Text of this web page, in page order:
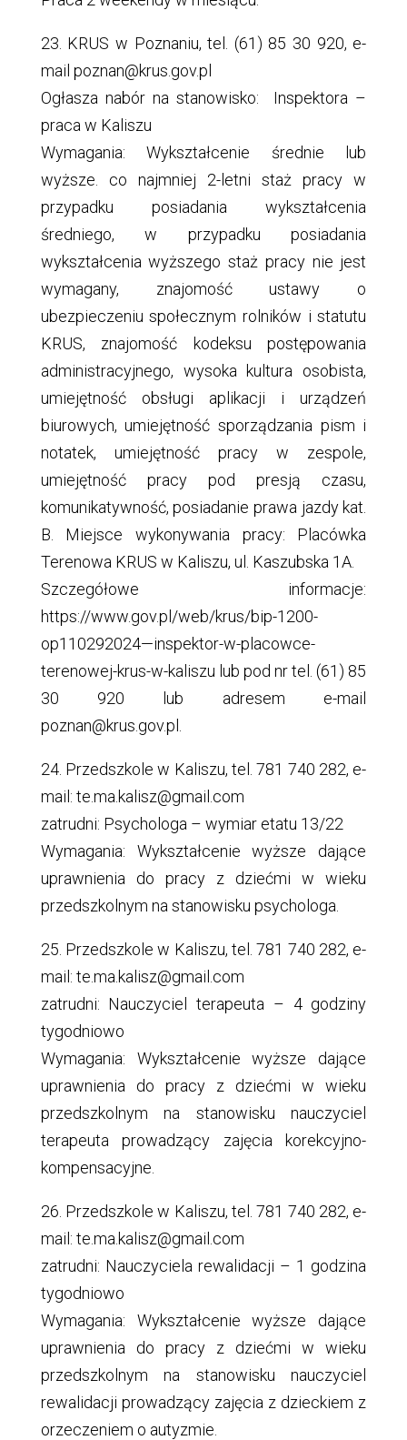
23. KRUS w Poznaniu, tel. (61) 85 30 920, e-
mail poznan@krus.gov.pl
Ogłasza nabór na stanowisko: Inspektora –
praca w Kaliszu
Wymagania: Wykształcenie średnie lub
wyższe. co najmniej 2-letni staż pracy w
przypadku posiadania wykształcenia
średniego, w przypadku posiadania
wykształcenia wyższego staż pracy nie jest
wymagany, znajomość ustawy o
ubezpieczeniu społecznym rolników i statutu
KRUS, znajomość kodeksu postępowania
administracyjnego, wysoka kultura osobista,
umiejętność obsługi aplikacji i urządzeń
biurowych, umiejętność sporządzania pism i
notatek, umiejętność pracy w zespole,
umiejętność pracy pod presją czasu,
komunikatywność, posiadanie prawa jazdy kat.
B. Miejsce wykonywania pracy: Placówka
Terenowa KRUS w Kaliszu, ul. Kaszubska 1A.
Szczegółowe informacje:
https://www.gov.pl/web/krus/bip-1200-
op110292024—inspektor-w-placowce-
terenowej-krus-w-kaliszu lub pod nr tel. (61) 85
30 920 lub adresem e-mail
poznan@krus.gov.pl.
24. Przedszkole w Kaliszu, tel. 781 740 282, e-
mail: te.ma.kalisz@gmail.com
zatrudni: Psychologa – wymiar etatu 13/22
Wymagania: Wykształcenie wyższe dające
uprawnienia do pracy z dziećmi w wieku
przedszkolnym na stanowisku psychologa.
25. Przedszkole w Kaliszu, tel. 781 740 282, e-
mail: te.ma.kalisz@gmail.com
zatrudni: Nauczyciel terapeuta – 4 godziny
tygodniowo
Wymagania: Wykształcenie wyższe dające
uprawnienia do pracy z dziećmi w wieku
przedszkolnym na stanowisku nauczyciel
terapeuta prowadzący zajęcia korekcyjno-
kompensacyjne.
26. Przedszkole w Kaliszu, tel. 781 740 282, e-
mail: te.ma.kalisz@gmail.com
zatrudni: Nauczyciela rewalidacji – 1 godzina
tygodniowo
Wymagania: Wykształcenie wyższe dające
uprawnienia do pracy z dziećmi w wieku
przedszkolnym na stanowisku nauczyciel
rewalidacji prowadzący zajęcia z dzieckiem z
orzeczeniem o autyzmie.